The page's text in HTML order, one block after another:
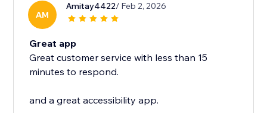
AM
Amitay4422/ Feb 2, 2026
Great app
Great customer service with less than 15
minutes to respond.
and a great accessibility app.